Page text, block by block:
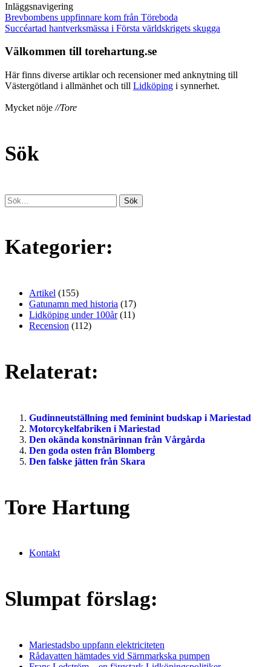
Inläggsnavigering
Brevbombens uppfinnare kom från Töreboda
Succéartad hantverksmässa i Första världskrigets skugga
Välkommen till torehartung.se
Här finns diverse artiklar och recensioner med anknytning till
Västergötland i allmänhet och till Lidköping i synnerhet.
Mycket nöje //Tore
Sök
Kategorier:
Artikel (155)
Gatunamn med historia (17)
Lidköping under 100år(11)
Recension (112)
Relaterat:
Gudinneutställning med feminint budskap i Mariestad
Motorcykelfabriken i Mariestad
Den okända konstnärinnan från Vårgårda
Den goda osten från Blomberg
Den falske jätten från Skara
Tore Hartung
Kontakt
Slumpat förslag:
Mariestadsbo uppfann elektriciteten
Rådavatten hämtades vid Särnmarkska pumpen